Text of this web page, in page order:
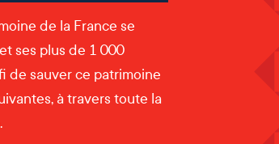
de la France se
ses plus de 1 000
de sauver ce patrimoine
à travers toute la